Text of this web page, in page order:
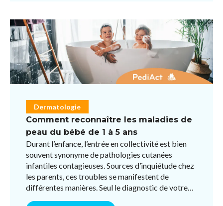
Dermatologie
Comment reconnaître les maladies de
peau du bébé de 1 à 5 ans
Durant l’enfance, l’entrée en collectivité est bien
souvent synonyme de pathologies cutanées
infantiles contagieuses. Sources d’inquiétude chez
les parents, ces troubles se manifestent de
différentes manières. Seul le diagnostic de votre